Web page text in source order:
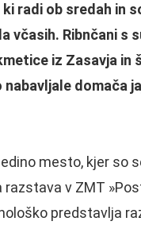
radi ob sredah in
včasih. Ribnčani s
iz Zasavja in
domača
mesto, kjer so
razstava v ZMT
predstavlja